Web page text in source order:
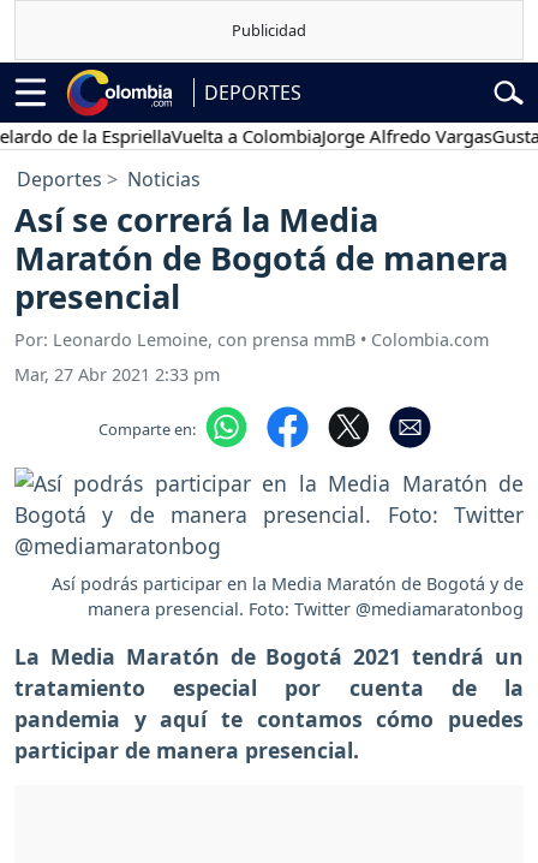
DEPORTES
de la EspriellaVuelta a ColombiaJorge Alfredo VargasGustavo
Deportes Noticias
Así se correrá la Media
Maratón de Bogotá de manera
presencial
Por: Leonardo Lemoine, con prensa mmB • Colombia.com
Mar, 27 Abr 2021 2:33 pm
Comparte en:
Así podrás participar en la Media Maratón de Bogotá y de
manera presencial. Foto: Twitter @mediamaratonbog
La Media Maratón de Bogotá 2021 tendrá un
tratamiento especial por cuenta de la
pandemia y aquí te contamos cómo puedes
participar de manera presencial.